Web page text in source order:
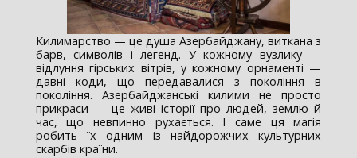
Килимарство — це душа Азербайджану, виткана з
барв, символів і легенд. У кожному вузлику —
відлуння гірських вітрів, у кожному орнаменті —
давні коди, що передавалися з покоління в
покоління. Азербайджанські килими не просто
прикраси — це живі історії про людей, землю й
час, що невпинно рухається. І саме ця магія
робить їх одним із найдорожчих культурних
скарбів країни.